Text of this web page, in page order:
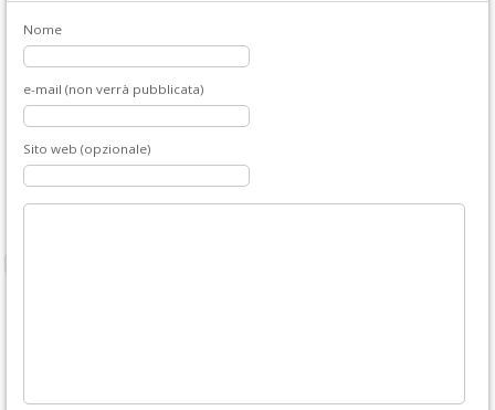
Nome
e-mail (non verrà pubblicata)
Sito web (opzionale)